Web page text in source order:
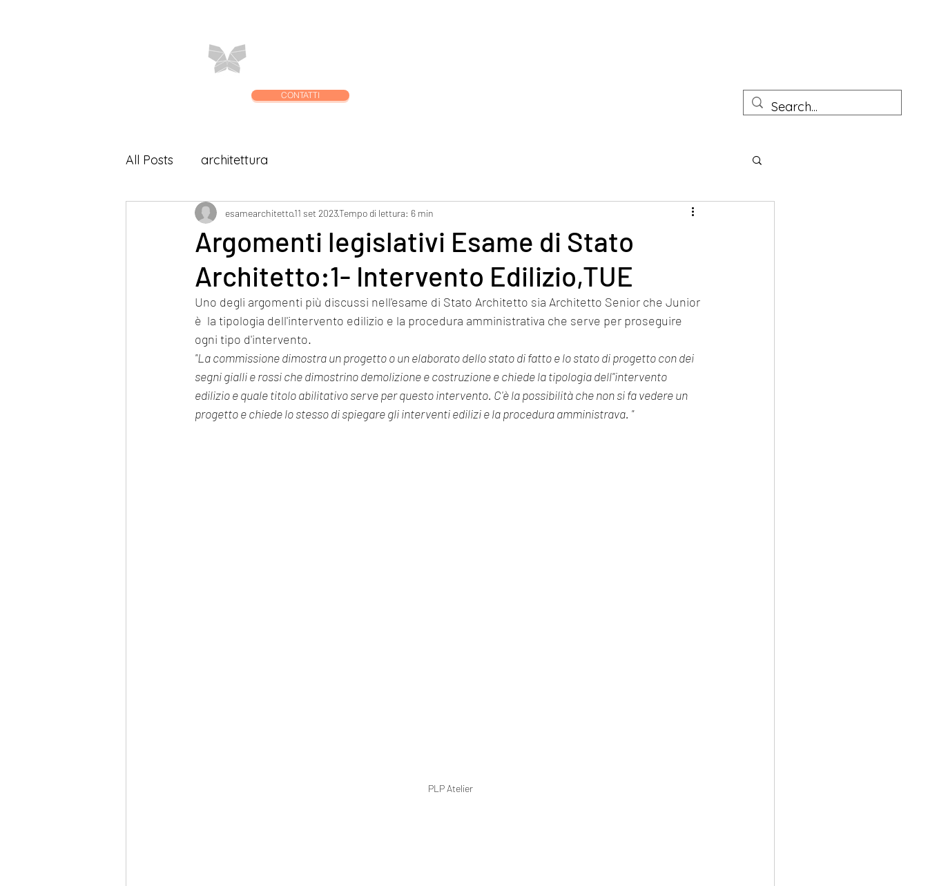
CONTATTI
All Posts architettura
Argomenti legislativi Esame di Stato
Architetto:1- Intervento Edilizio,TUE
esamearchitetto11 set 2023Tempo di lettura: 6 min
Uno degli argomenti più discussi nell'esame di Stato Architetto sia Architetto Senior che Junior
è  la tipologia dell'intervento edilizio e la procedura amministrativa che serve per proseguire
ogni tipo d'intervento.
"La commissione dimostra un progetto o un elaborato dello stato di fatto e lo stato di progetto con dei
segni gialli e rossi che dimostrino demolizione e costruzione e chiede la tipologia dell''intervento
edilizio e quale titolo abilitativo serve per questo intervento. C'è la possibilità che non si fa vedere un
progetto e chiede lo stesso di spiegare gli interventi edilizi e la procedura amministrava. "
PLP Atelier